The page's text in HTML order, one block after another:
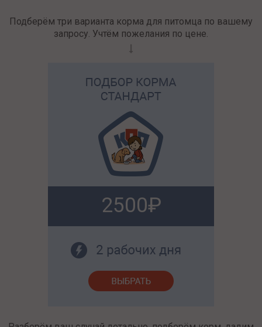
Подберём три варианта корма для питомца по вашему
запросу. Учтём пожелания по цене.
2500